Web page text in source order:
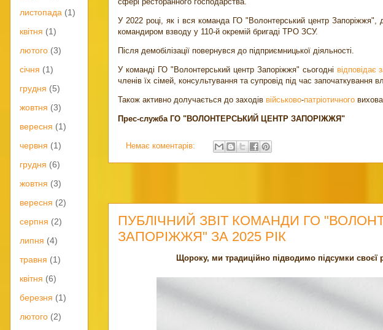
У 2022 році, як і вся команда ГО "Волонтерський центр
командиром взводу у 110-й окремій бригаді ТРО ЗСУ.
Після демобілізації повернувся до підприємницької діяльності.
У команді ГО "Волонтерський центр Запоріжжя" сьогодні відповідає
членів їх сімей, консультування та супровід під час започаткування
Також активно долучається до заходів військово-патріотичного
Прес-служба ГО "ВОЛОНТЕРСЬКИЙ ЦЕНТР ЗАПОРІЖЖЯ"
Немає коментарів:
ПУБЛІЧНИЙ ЗВІТ КОМАНДИ ГО
ЗАПОРІЖЖЯ" ЗА 2025 РІК
Щороку, ми традиційно підводимо підсумки
листопада (1)
квітня (1)
лютого (3)
січня (1)
грудня (5)
жовтня (3)
вересня (1)
червня (1)
грудня (6)
жовтня (3)
вересня (2)
серпня (2)
липня (4)
травня (1)
квітня (6)
березня (1)
лютого (2)